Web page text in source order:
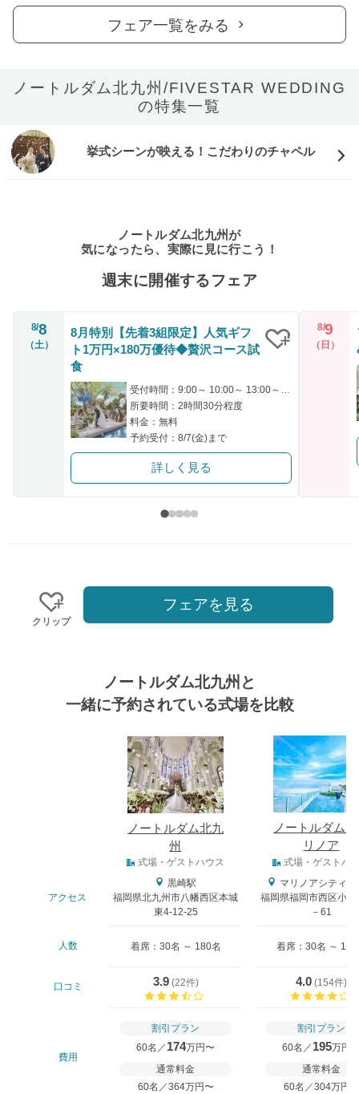
フェア一覧をみる
ノートルダム北九州/FIVESTAR WEDDING
の特集一覧
挙式シーンが映える！こだわりのチャペル
ノートルダム北九州が
気になったら、実際に見に行こう！
週末に開催するフェア
8/8
（土）
8月特別【先着3組限定】人気ギフ
ト1万円×180万優待◆贅沢コース試
食
受付時間：9:00～ 10:00～ 13:00～ 15:30～ 17:00～
所要時間：2時間30分程度
料金：無料
予約受付：8/7(金)まで
詳しく見る
8/9
（日）
クリップ
フェアを見る
ノートルダム北九州と
一緒に予約されている式場を比較
ノートルダム北九
州
ノートルダム
リノア
式場・ゲストハウス 式場・ゲストハ
アクセス
黒崎駅
福岡県北九州市八幡西区本城
東4-12-25
マリノアシティ福
福岡県福岡市西区小戸
－61
人数 着席：30名 ～ 180名 着席：30名 ～ 180
口コミ 3.9(22件)
4.0 (154件)
費用
割引プラン
60名／ 174万円〜
通常料金
60名／364万円〜
割引プラン
60名／ 195万円
通常料金
60名／304万円〜